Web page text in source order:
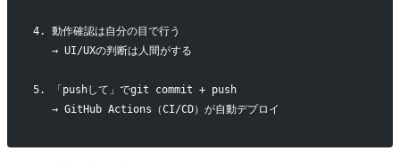
4. 動作確認は自分の目で行う
   → UI/UXの判断は人間がする
5. 「pushして」でgit commit + push
   → GitHub Actions（CI/CD）が自動デプロイ